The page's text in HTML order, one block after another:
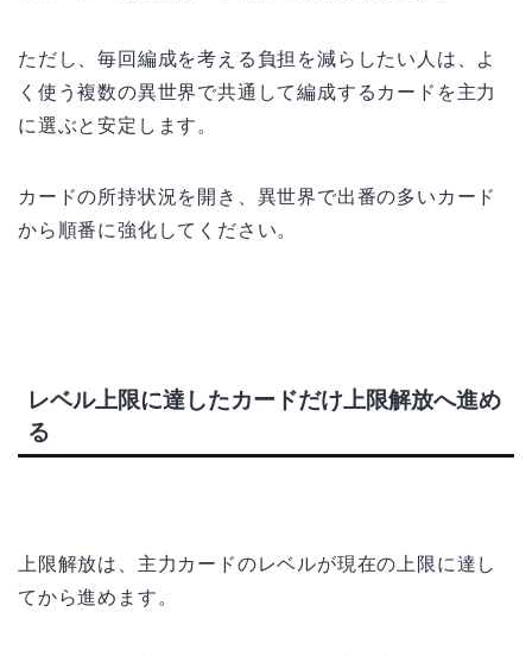
ただし、毎回編成を考える負担を減らしたい人は、よ
く使う複数の異世界で共通して編成するカードを主力
に選ぶと安定します。
カードの所持状況を開き、異世界で出番の多いカード
から順番に強化してください。
レベル上限に達したカードだけ上限解放へ進め
る
上限解放は、主力カードのレベルが現在の上限に達し
てから進めます。